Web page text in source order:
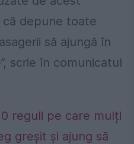
că depune toate
să ajungă în
scrie în comunicatul
reguli pe care mulți
greșit și ajung să